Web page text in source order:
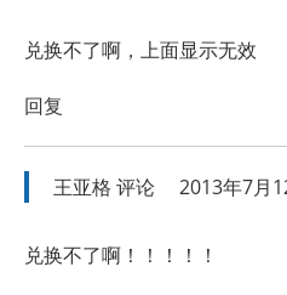
兑换不了啊，上面显示无效
回复
王亚格 评论 2013年7月
兑换不了啊！！！！！